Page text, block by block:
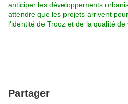
anticiper les développements
attendre que les projets arrivent
l'identité de Trooz et de la qualité de
Partager